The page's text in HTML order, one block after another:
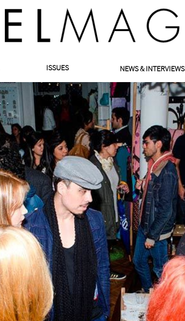
NEWS & INTERVIEWS
ISSUES